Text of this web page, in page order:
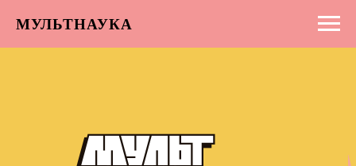
МУЛЬТНАУКА